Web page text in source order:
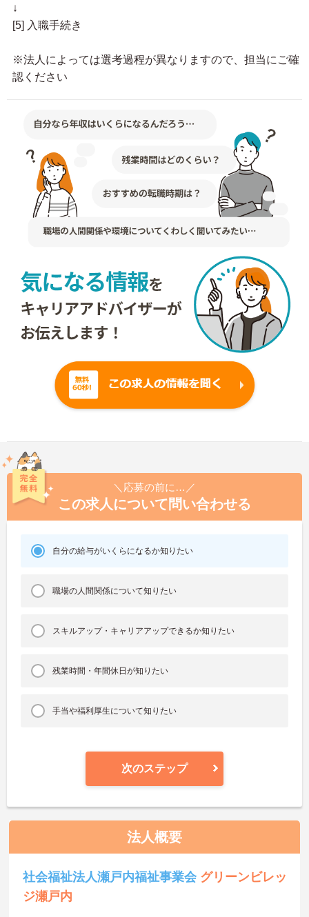
↓
[5] 入職手続き
※法人によっては選考過程が異なりますので、担当にご確
認ください
＼応募の前に…／
この求人について問い合わせる
自分の給与がいくらになるか知りたい
職場の人間関係について知りたい
スキルアップ・キャリアアップできるか知りたい
残業時間・年間休日が知りたい
手当や福利厚生について知りたい
次のステップ
法人概要
社会福祉法人瀬戸内福祉事業会 グリーンビレッ
ジ瀬戸内